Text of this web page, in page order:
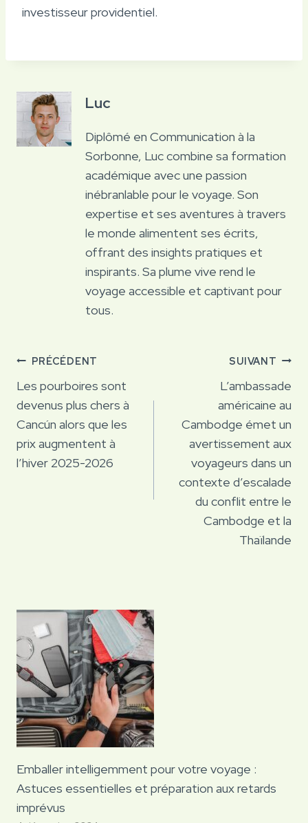
investisseur providentiel.
Luc
Diplômé en Communication à la
Sorbonne, Luc combine sa formation
académique avec une passion
inébranlable pour le voyage. Son
expertise et ses aventures à travers
le monde alimentent ses écrits,
offrant des insights pratiques et
inspirants. Sa plume vive rend le
voyage accessible et captivant pour
tous.
Navigation
de
l’article
PRÉCÉDENT
Les pourboires sont
devenus plus chers à
Cancún alors que les
prix augmentent à
l’hiver 2025-2026
SUIVANT
L’ambassade
américaine au
Cambodge émet un
avertissement aux
voyageurs dans un
contexte d’escalade
du conflit entre le
Cambodge et la
Thaïlande
Emballer intelligemment pour votre voyage :
Astuces essentielles et préparation aux retards
imprévus